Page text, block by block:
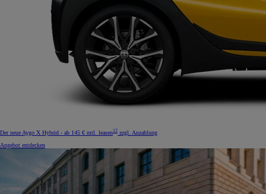
Der neue Aygo X Hybrid - ab 145 € mtl. leasen12 zzgl. Anzahlung
Angebot entdecken